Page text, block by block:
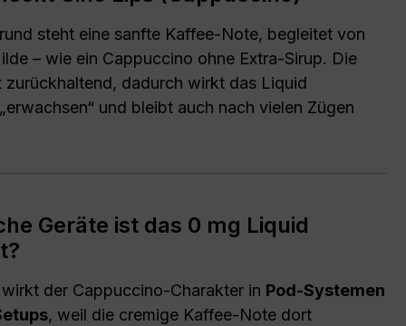
steht eine sanfte Kaffee-Note, begleitet von
– wie ein Cappuccino ohne Extra-Sirup. Die
zurückhaltend, dadurch wirkt das Liquid
und bleibt auch nach vielen Zügen
Geräte ist das 0 mg Liquid
der Cappuccino-Charakter in Pod-Systemen
, weil die cremige Kaffee-Note dort